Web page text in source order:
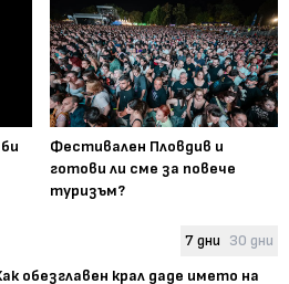
Фестивален Пловдив и
готови ли сме за повече
туризъм?
7 дни 30 дни
обезглавен крал даде името на